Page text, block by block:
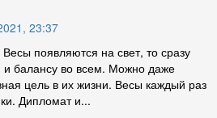
23:37
появляются на свет, то сразу
и балансу во всем. Можно даже
цель в их жизни. Весы каждый раз
Дипломат и...